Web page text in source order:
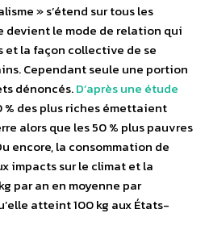
» s’étend sur tous les
devient le mode de relation qui
la façon collective de se
Cependant seule une portion
dénoncés.D’après une étude
% des plus riches émettaient
alors que les 50 % plus pauvres
encore, la consommation de
impacts sur le climat et la
par an en moyenne par
atteint 100 kg aux États-